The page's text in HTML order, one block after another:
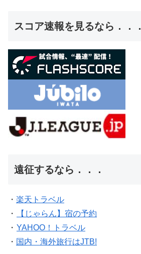
スコア速報を見るなら．．．
遠征するなら．．．
・ 楽天トラベル
・
【じゃらん】宿の予約
・ YAHOO！トラベル
・ 国内・海外旅行はJTB!